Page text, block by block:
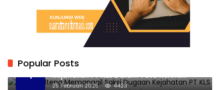
Popular Posts
1
Kejati Sulteng Memanggil Saksi Dugaan
Kejahatan PT KLS Dalam Tata Kelola
Perkebunan Sawit Di Banggai
25 Februari 2025 4423